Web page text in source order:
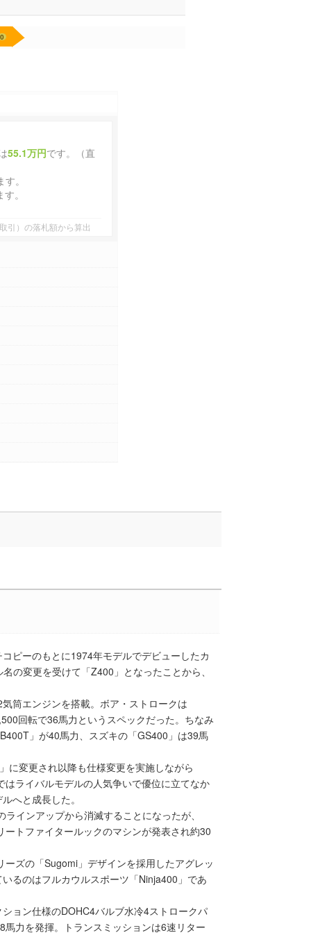
0
55.1万円です。（直
。
。
引）の落札額から算出
ピーのもとに1974年モデルでデビューしたカ
の変更を受けて「Z400」となったことから、
筒エンジンを搭載。ボア・ストロークは
回転で36馬力というスペックだった。ちなみ
」が40馬力、スズキの「GS400」は39馬
に変更され以降も仕様変更を実施しながら
ライバルモデルの人気争いで優位に立てなか
へと成長した。
インアップから消滅することになったが、
トファイタールックのマシンが発表され約30
ズの「Sugomi」デザインを採用したアグレッ
るのはフルカウルスポーツ「Ninja400」であ
ョン仕様のDOHC4バルブ水冷4ストロークパ
力を発揮。トランスミッションは6速リター